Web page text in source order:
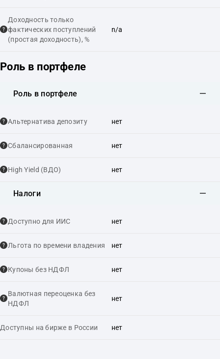
Доходность только
фактических поступлений
(простая доходность), %
n/a
Роль в портфеле
Роль в портфеле
Альтернатива депозиту нет
Сбалансированная нет
High Yield (ВДО) нет
Налоги
Доступно для ИИС нет
Льгота по времени владения нет
Купоны без НДФЛ нет
Валютная переоценка без
НДФЛ
нет
Доступны на бирже в России нет